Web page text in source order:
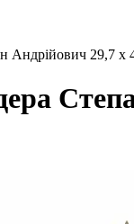
Андрійович 29,7 х